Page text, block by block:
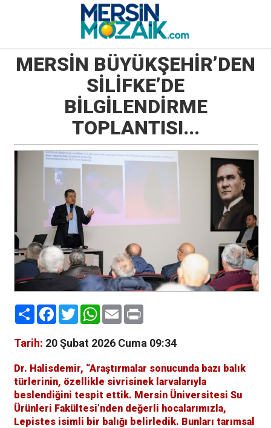
MERSİN BÜYÜKŞEHİR’DEN
SİLİFKE’DE
BİLGİLENDİRME
TOPLANTISI...
PaylaşFacebook
TwitterWhatsApp
EmailPrint
Tarih: 20 Şubat 2026 Cuma 09:34
Dr. Halisdemir, “Araştırmalar sonucunda bazı balık
türlerinin, özellikle sivrisinek larvalarıyla
beslendiğini tespit ettik. Mersin Üniversitesi Su
Ürünleri Fakültesi’nden değerli hocalarımızla,
Lepistes isimli bir balığı belirledik. Bunları tarımsal